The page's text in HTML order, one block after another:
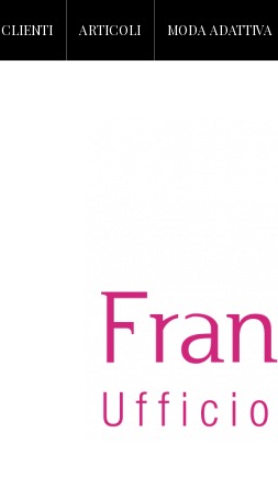
CLIENTI ARTICOLI MODA ADATTIVA